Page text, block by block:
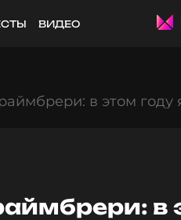
ВИДЕО
в этом году
в